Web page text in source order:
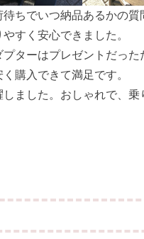
待ちでいつ納品あるかの質
すく安心できました。
プターはプレゼントだった
購入できて満足です。
ました。おしゃれで、乗